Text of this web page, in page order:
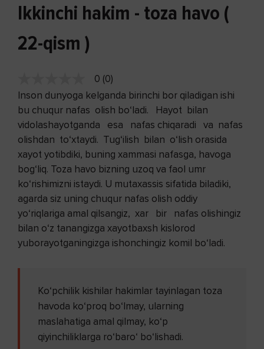
Ikkinchi hakim - toza havo (
22-qism )
0 (0)
Inson dunyoga kelganda birinchi bor qiladigan ishi
bu chuqur nafas olish bo‘ladi. Hayot bilan
vidolashayotganda esa nafas chiqaradi va nafas
olishdan to‘xtaydi. Tug‘ilish bilan o‘lish orasida
xayot yotibdiki, buning xammasi nafasga, havoga
bog‘liq. Toza havo bizning uzoq va faol umr
ko‘rishimizni istaydi. U mutaxassis sifatida biladiki,
agarda siz uning chuqur nafas olish oddiy
yo‘riqlariga amal qilsangiz, xar bir nafas olishingiz
bilan o‘z tanangizga xayotbaxsh kislorod
yuborayotganingizga ishonchingiz komil bo‘ladi.
Ko‘pchilik kishilar hakimlar tayinlagan toza
havoda ko‘proq bo‘lmay, ularning
maslahatiga amal qilmay, ko‘p
qiyinchiliklarga ro‘baro‘ bo‘lishadi.